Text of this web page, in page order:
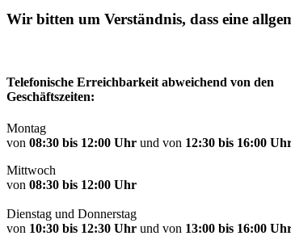
Wir bitten um Verständnis, dass eine
Telefonische Erreichbarkeit abweichend von den
Geschäftszeiten:
Montag
von 08:30 bis 12:00 Uhr und von 12:30 bis 16:00
Mittwoch
von 08:30 bis 12:00 Uhr
Dienstag und Donnerstag
von 10:30 bis 12:30 Uhr und von 13:00 bis 16:00